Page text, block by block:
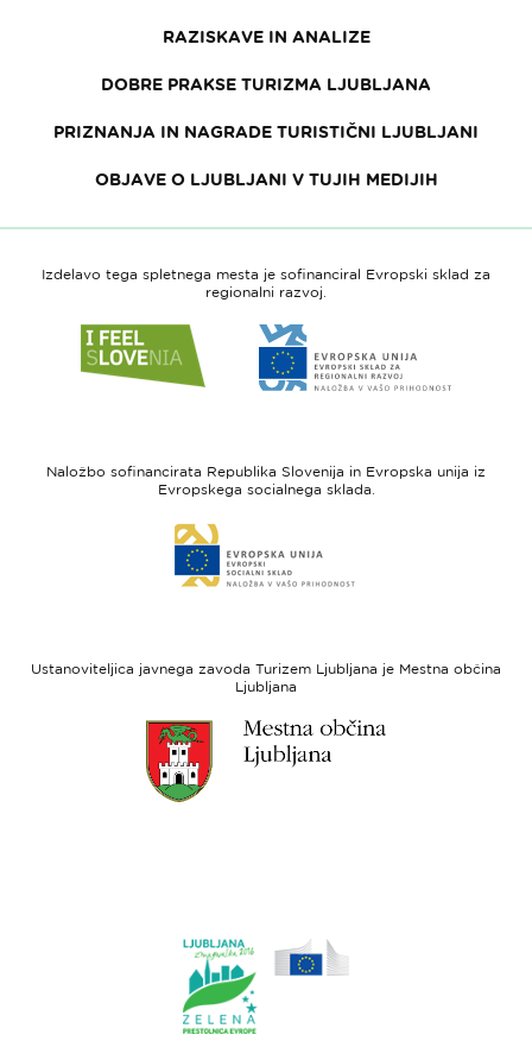
RAZISKAVE IN ANALIZE
DOBRE PRAKSE TURIZMA LJUBLJANA
PRIZNANJA IN NAGRADE TURISTIČNI LJUBLJANI
OBJAVE O LJUBLJANI V TUJIH MEDIJIH
Izdelavo tega spletnega mesta je sofinanciral Evropski sklad za
regionalni razvoj.
do
spletne
Slovenia
do
spletne
-
regionalni
Naložbo sofinancirata Republika Slovenija in Evropska unija iz
Evropskega socialnega sklada.
do
spletne
sklad
Ustanoviteljica javnega zavoda Turizem Ljubljana je Mestna občina
Ljubljana